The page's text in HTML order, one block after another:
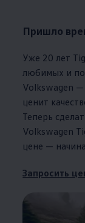
Пришло
Уже 20 лет
любимых и
Volkswagen —
ценит
Теперь
Volkswagen
цене —
Запросить